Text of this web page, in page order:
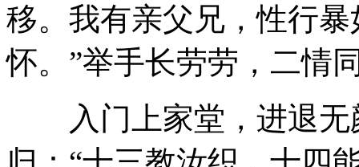
移。我有亲父兄，性行
怀。”举手长劳劳，二情
入门上家堂，进退无